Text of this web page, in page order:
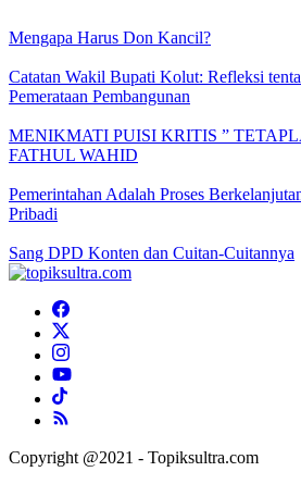
Mengapa Harus Don Kancil?
Catatan Wakil Bupati Kolut: Refleksi
Pemerataan Pembangunan
MENIKMATI PUISI KRITIS ”
FATHUL WAHID
Pemerintahan Adalah Proses
Pribadi
Sang DPD Konten dan Cuitan-Cuitannya
Copyright @2021 - Topiksultra.com